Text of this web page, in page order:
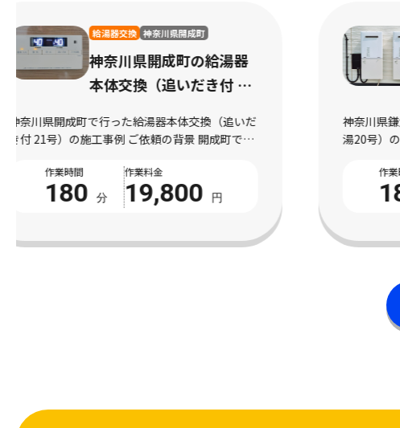
給湯器交換 神奈川県鎌倉市
神奈川県鎌倉市の給湯器
本体交換（ガス給湯20
体交換（ガス給湯20号）
神奈川県鎌倉市で行った給湯器本体交換（ガス給
湯20号）の施工事例 ご依頼の背景 鎌倉市で発生
っていた状況 神奈川県鎌倉市にお住まいのお客
様より、給湯器の不調によりお湯の出方が不 […]
作業時間
180
作業料金
19,800
神奈
の施
況
観